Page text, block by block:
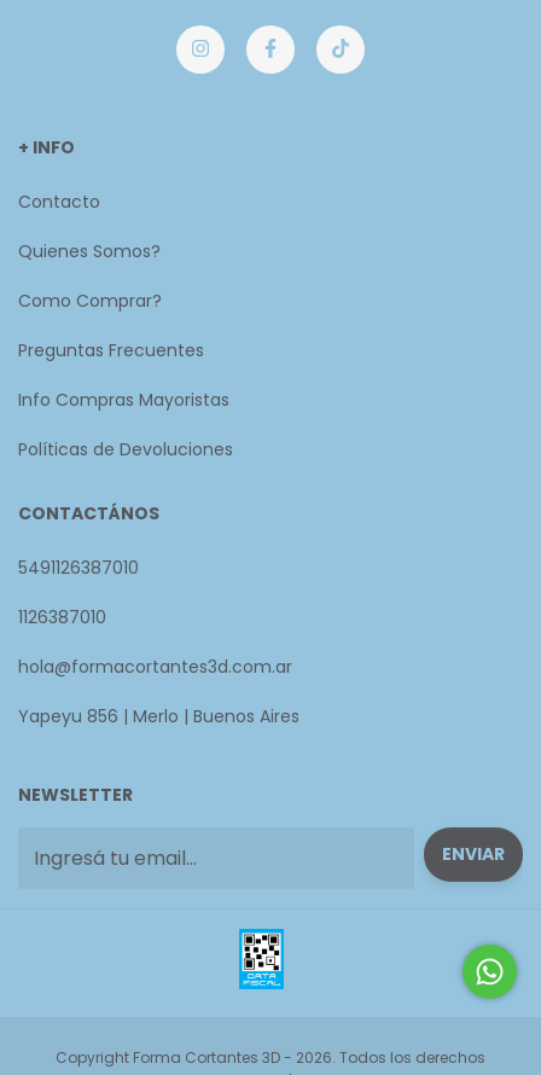
+ INFO
Contacto
Quienes Somos?
Como Comprar?
Preguntas Frecuentes
Info Compras Mayoristas
Políticas de Devoluciones
CONTACTÁNOS
5491126387010
1126387010
hola@formacortantes3d.com.ar
Yapeyu 856 | Merlo | Buenos Aires
NEWSLETTER
Copyright Forma Cortantes 3D - 2026. Todos los derechos